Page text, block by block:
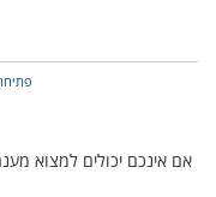
אם אינכם יכולים למצוא